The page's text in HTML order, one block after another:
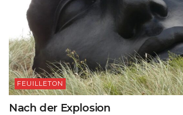
FEUILLETON
Nach der Explosion